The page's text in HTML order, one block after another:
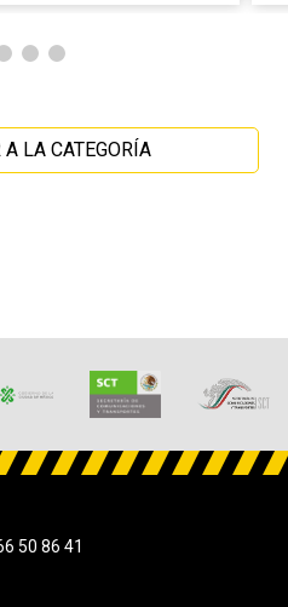
A LA CATEGORÍA
50 86 41